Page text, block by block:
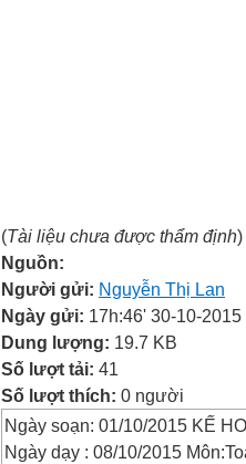
(Tài liệu chưa được thẩm định)
Nguồn:
Người gửi: Nguyễn Thị Lan
Ngày gửi: 17h:46' 30-10-2015
Dung lượng: 19.7 KB
Số lượt tải: 41
Số lượt thích: 0 người
Ngày soạn: 01/10/2015 KẾ
Ngày dạy : 08/10/2015